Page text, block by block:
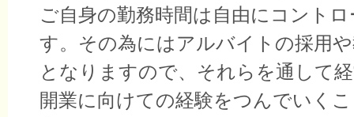
ご自身の勤務時間は自由にコント
す。その為にはアルバイトの採用
となりますので、それらを通して
開業に向けての経験をつんでいく